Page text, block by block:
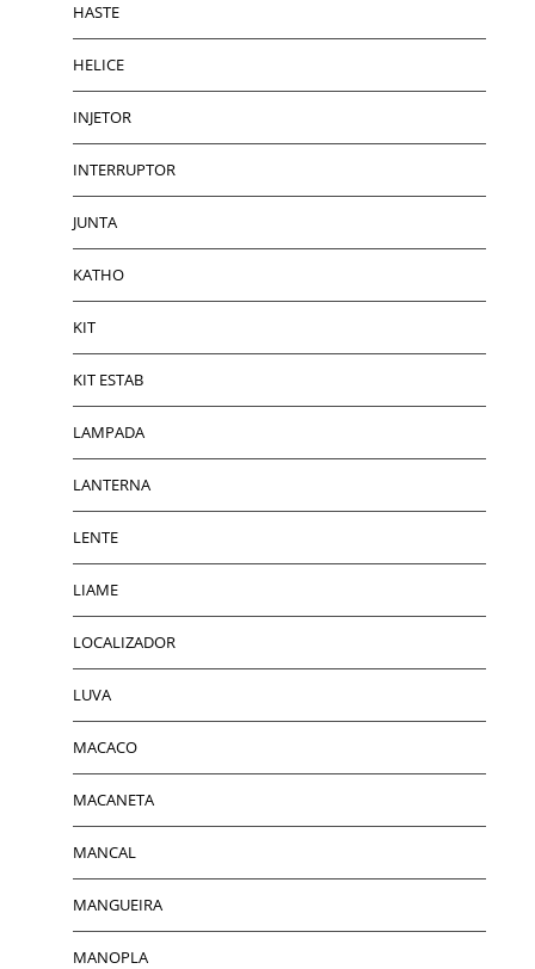
HASTE
HELICE
INJETOR
INTERRUPTOR
JUNTA
KATHO
KIT
KIT ESTAB
LAMPADA
LANTERNA
LENTE
LIAME
LOCALIZADOR
LUVA
MACACO
MACANETA
MANCAL
MANGUEIRA
MANOPLA